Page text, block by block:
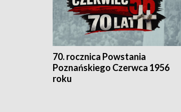
70. rocznica Powstania
Poznańskiego Czerwca 1956
roku